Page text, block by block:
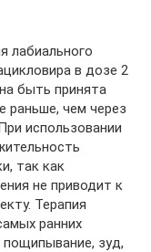
лабиального
в дозе 2
быть принята
раньше, чем через
использовании
так как
не приводит к
Терапия
ранних
пощипывание, зуд,